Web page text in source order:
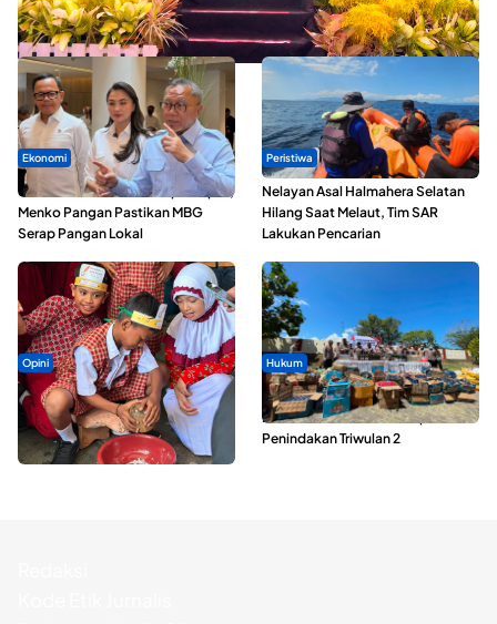
Kopdes Merah Putih
Ekonomi
SPPG di Maluku Utara Dipercepat,
Menko Pangan Pastikan MBG
Serap Pangan Lokal
Peristiwa
Nelayan Asal Halmahera Selatan
Hilang Saat Melaut, Tim SAR
Lakukan Pencarian
Opini
Tak Sekadar Memarut Kelapa,
Kukuran Tongole Jadi Media
Belajar Etnosains
Hukum
Polda Maluku Utara Musnahkan
Ribuan Liter Miras Hasil Operasi
Penindakan Triwulan 2